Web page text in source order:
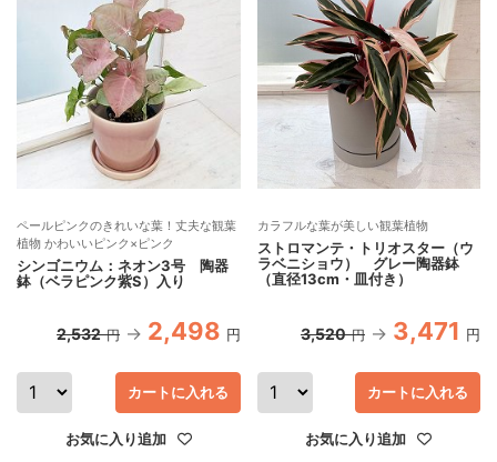
ペールピンクのきれいな葉！丈夫な観葉
植物 かわいいピンク×ピンク
シンゴニウム：ネオン3号 陶器
鉢（ベラピンク紫S）入り
2,532 円 2,498 円
お気に入り追加
カートに入れる
カラフルな葉が美しい観葉植物
ストロマンテ・トリオスター（ウ
ラベニショウ） グレー陶器鉢
（直径13cm・皿付き）
3,520 円 3,471 円
お気に入り追加
カートに入れる